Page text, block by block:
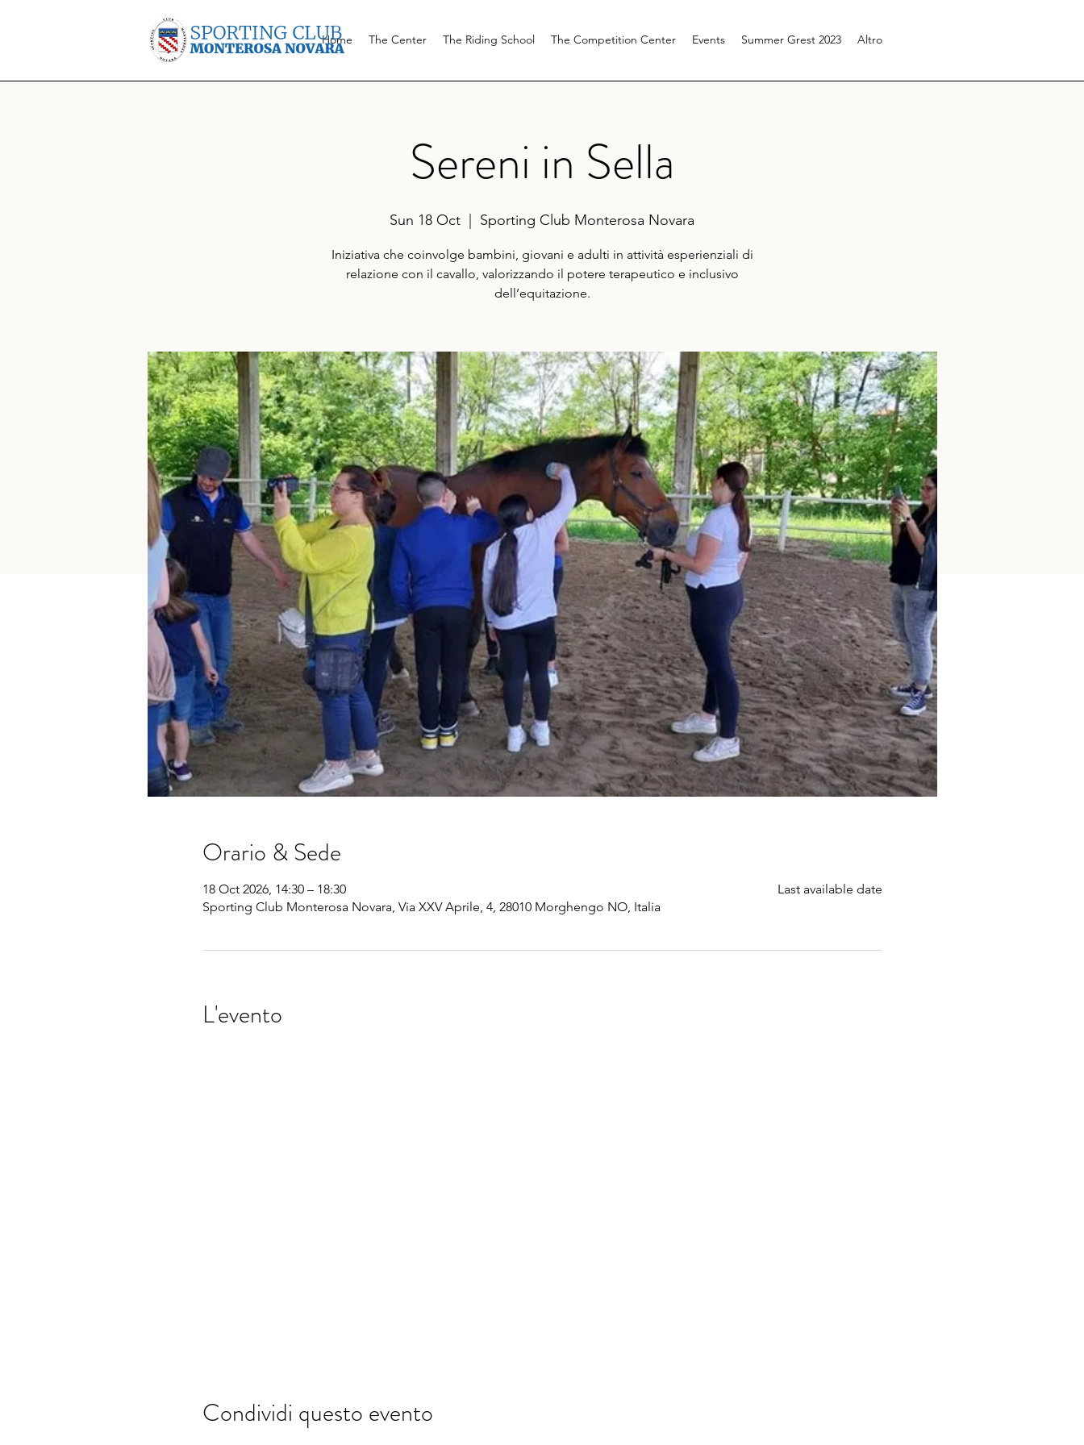
Home The Center The Riding School The Competition Center Events Summer Grest 2023 Altro
Sereni in Sella
Sun 18 Oct Sporting Club Monterosa Novara
Iniziativa che coinvolge bambini, giovani e adulti in attività esperienziali di
relazione con il cavallo, valorizzando il potere terapeutico e inclusivo
dell’equitazione.
Orario & Sede
18 Oct 2026, 14:30 – 18:30
Sporting Club Monterosa Novara, Via XXV Aprile, 4, 28010 Morghengo NO, Italia
Last available date
L'evento
Condividi questo evento